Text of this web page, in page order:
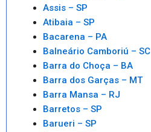
Assis – SP
Atibaia – SP
Bacarena – PA
Balneário Camboriú – SC
Barra do Choça – BA
Barra dos Garças – MT
Barra Mansa – RJ
Barretos – SP
Barueri – SP